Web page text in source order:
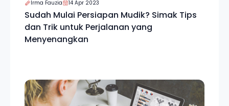
Irma Fauzia 14 Apr 2023
Sudah Mulai Persiapan Mudik? Simak Tips
dan Trik untuk Perjalanan yang
Menyenangkan